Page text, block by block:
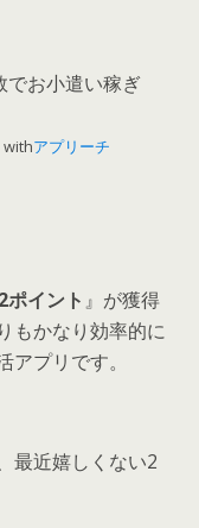
でお小遣い稼ぎ
アプリーチ
ポイント 』が獲得
もかなり効率的に
プリです。
最近嬉しくない2